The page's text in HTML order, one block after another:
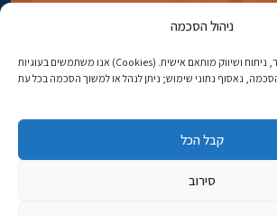
ניהול הסכמה
אנו משתמשים בעוגיות (Cookies) לצורך הפעלת האתר, ניתוח ושיווק מותאם אישית.
קבל הכל
סירוב
14rue Ibn Gavirol, Rehavia,
Adresse électronique: